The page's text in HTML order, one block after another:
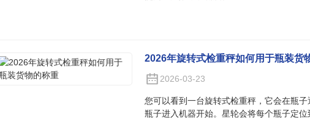
2026年旋转式检重秤如何用于瓶装货
2026-03-23
您可以看到一台旋转式检重秤，它会在瓶
瓶子进入机器开始。星轮会将每个瓶子定